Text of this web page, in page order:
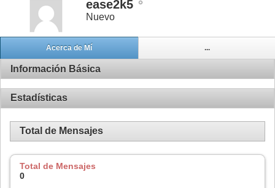
ease2k5
Nuevo
Acerca de Mí ...
Información Básica
Estadísticas
Total de Mensajes
Total de Mensajes
0